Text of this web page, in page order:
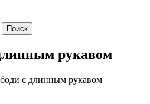
рукавом
с длинным рукавом